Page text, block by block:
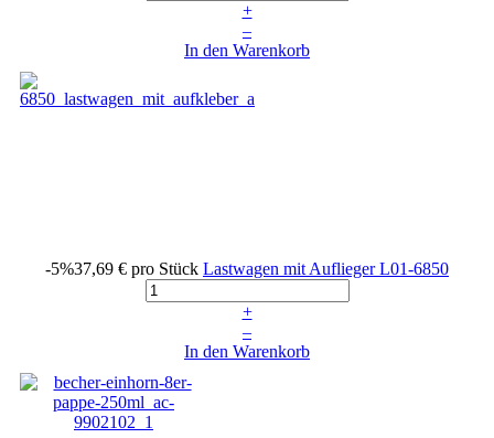
+
–
In den Warenkorb
-5%37,69 € pro Stück Lastwagen mit AufliegerL01-6850
+
–
In den Warenkorb